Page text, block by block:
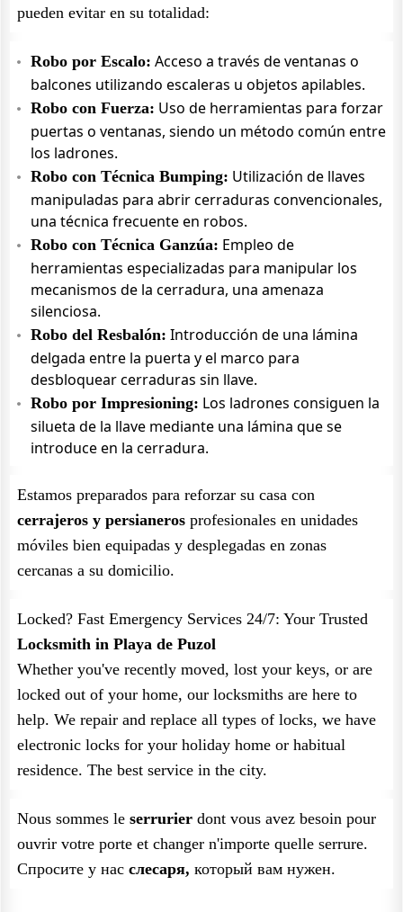
pueden evitar en su totalidad:
Robo por Escalo: Acceso a través de ventanas o
balcones utilizando escaleras u objetos apilables.
Robo con Fuerza: Uso de herramientas para forzar
puertas o ventanas, siendo un método común entre
los ladrones.
Robo con Técnica Bumping: Utilización de llaves
manipuladas para abrir cerraduras convencionales,
una técnica frecuente en robos.
Robo con Técnica Ganzúa: Empleo de
herramientas especializadas para manipular los
mecanismos de la cerradura, una amenaza
silenciosa.
Robo del Resbalón: Introducción de una lámina
delgada entre la puerta y el marco para
desbloquear cerraduras sin llave.
Robo por Impresioning: Los ladrones consiguen la
silueta de la llave mediante una lámina que se
introduce en la cerradura.
Estamos preparados para reforzar su casa con
cerrajeros y persianeros profesionales en unidades
móviles bien equipadas y desplegadas en zonas
cercanas a su domicilio.
Locked? Fast Emergency Services 24/7: Your Trusted
Locksmith in Playa de Puzol
Whether you've recently moved, lost your keys, or are
locked out of your home, our locksmiths are here to
help. We repair and replace all types of locks, we have
electronic locks for your holiday home or habitual
residence. The best service in the city.
Nous sommes le serrurier dont vous avez besoin pour
ouvrir votre porte et changer n'importe quelle serrure.
Спросите у нас слесаря, который вам нужен.